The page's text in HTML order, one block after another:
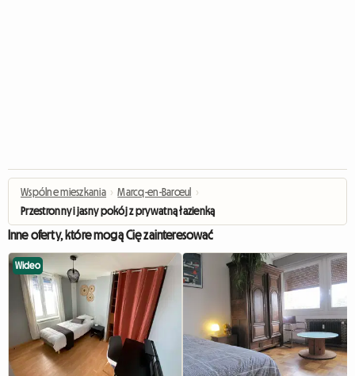
Wspólne mieszkania › Marcq-en-Barœul
›
Przestronny i jasny pokój z prywatną łazienką
Inne oferty, które mogą Cię zainteresować
Wideo